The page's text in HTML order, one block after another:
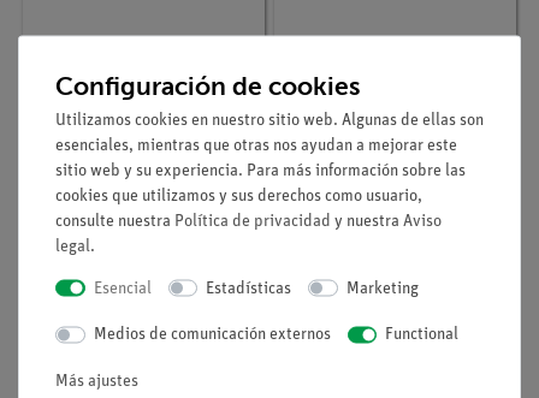
PLACA PROTECTORA
CERAN,155X155 MM
Triángulo de alambre
con tubos de arcilla de
l= 60 mm
Configuración de cookies
Utilizamos cookies en nuestro sitio web. Algunas de ellas son
esenciales, mientras que otras nos ayudan a mejorar este
sitio web y su experiencia. Para más información sobre las
cookies que utilizamos y sus derechos como usuario,
consulte nuestra Política de privacidad y nuestra Aviso
legal.
Esencial Estadísticas Marketing
Medios de comunicación externos Functional
Más ajustes